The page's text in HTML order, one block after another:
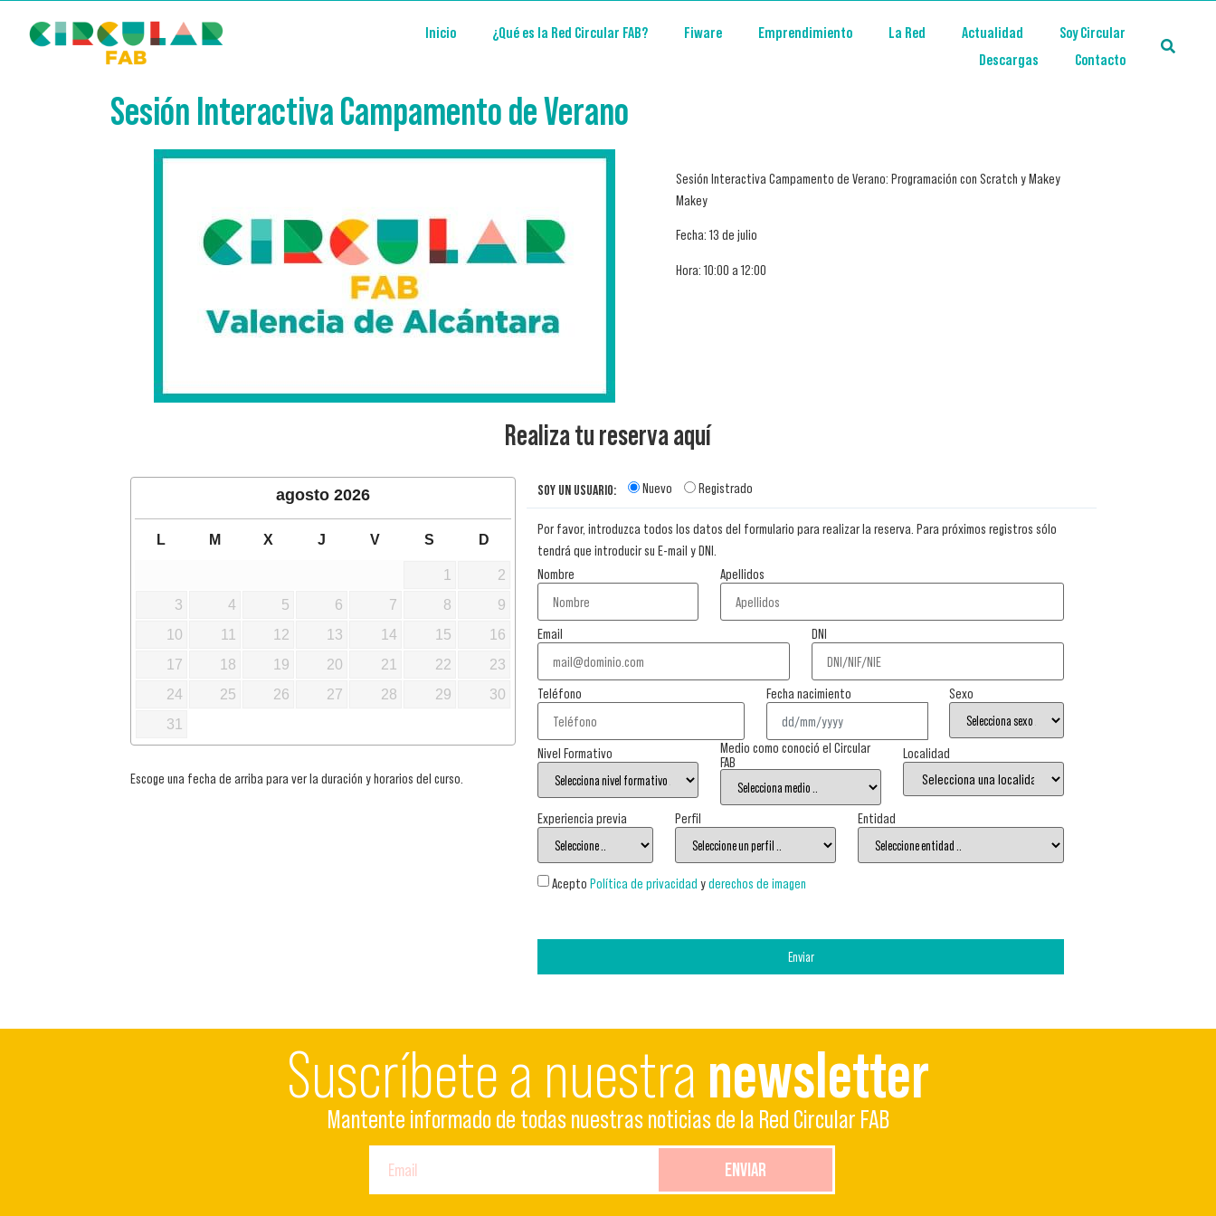
Inicio ¿Qué es la Red Circular FAB? Fiware Emprendimiento La Red Actualidad
Soy Circular
Descargas
Contacto
Sesión Interactiva Campamento de Verano
Sesión Interactiva Campamento de Verano: Programación con Scratch y Makey
Makey
Fecha: 13 de julio
Hora: 10:00 a 12:00
Realiza tu reserva aquí
agosto 2026
L M X J V S D
1
2
3
4 5 6 7 8
9
10
11 12 13 14 15
16
17
18 19 20 21 22
23
24
25 26 27 28 29
30
31
Escoge una fecha de arriba para ver la duración y horarios del curso.
SOY UN USUARIO: Nuevo Registrado
Por favor, introduzca todos los datos del formulario para realizar la reserva. Para próximos registros sólo
tendrá que introducir su E-mail y DNI.
Nombre
Apellidos
Email DNI
Teléfono Fecha nacimiento Sexo
Nivel Formativo
Medio como conoció el Circular
FAB
Localidad
Experiencia previa Perfil Entidad
Acepto Política de privacidad yderechos de imagen
Enviar
Suscríbete a nuestra newsletter
Mantente informado de todas nuestras noticias de la Red Circular FAB
ENVIAR